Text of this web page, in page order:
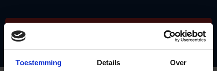
Toestemming Details Over
Vraag vrijblijvend advies of een offerte aan